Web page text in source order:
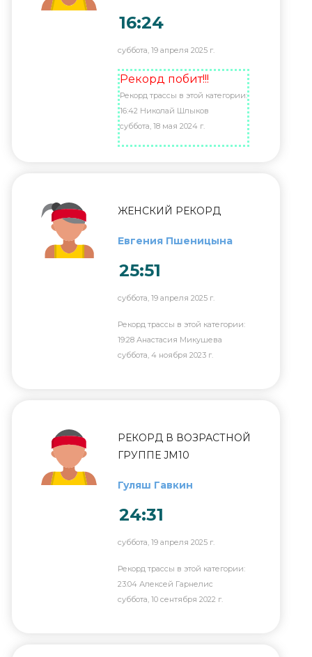
16:24
суббота, 19 апреля 2025 г.
Рекорд побит!!!
Рекорд трассы в этой категории:
16:42 Николай Шлыков
суббота, 18 мая 2024 г.
ЖЕНСКИЙ РЕКОРД
Евгения Пшеницына
25:51
суббота, 19 апреля 2025 г.
Рекорд трассы в этой категории:
19:28 Анастасия Микушева
суббота, 4 ноября 2023 г.
РЕКОРД В ВОЗРАСТНОЙ
ГРУППЕ JM10
Гуляш Гавкин
24:31
суббота, 19 апреля 2025 г.
Рекорд трассы в этой категории:
23:04 Алексей Гарнелис
суббота, 10 сентября 2022 г.